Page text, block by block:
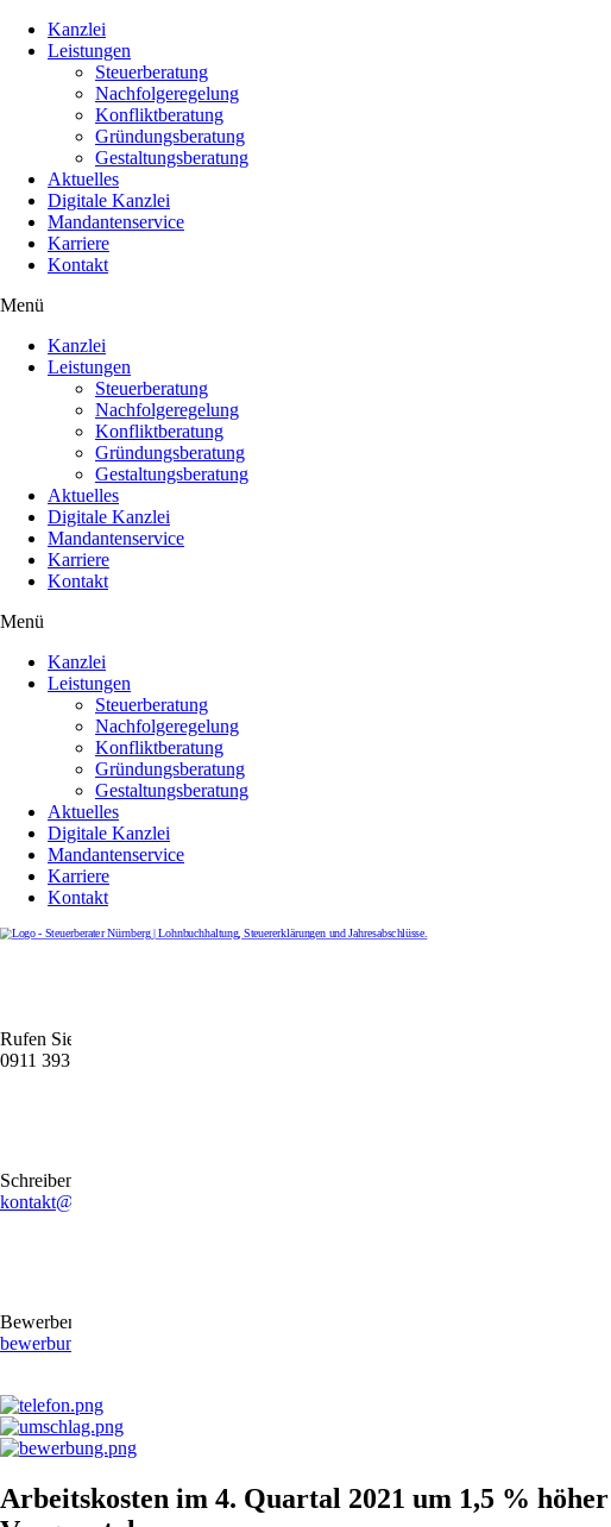
Kanzlei
Leistungen
Steuerberatung
Nachfolgeregelung
Konfliktberatung
Gründungsberatung
Gestaltungsberatung
Aktuelles
Digitale Kanzlei
Mandantenservice
Karriere
Kontakt
Menü
Kanzlei
Leistungen
Steuerberatung
Nachfolgeregelung
Konfliktberatung
Gründungsberatung
Gestaltungsberatung
Aktuelles
Digitale Kanzlei
Mandantenservice
Karriere
Kontakt
Menü
Kanzlei
Leistungen
Steuerberatung
Nachfolgeregelung
Konfliktberatung
Gründungsberatung
Gestaltungsberatung
Aktuelles
Digitale Kanzlei
Mandantenservice
Karriere
Kontakt
Rufen Sie uns gerne an
0911 39372790
Schreiben Sie uns gerne eine E-Mail
kontakt@stb-becker-zeiler.de
Bewerben Sie sich online oder per E-Mail
bewerbung@stb-becker-zeiler.de
Arbeitskosten im 4. Quartal 2021 um 1,5 %